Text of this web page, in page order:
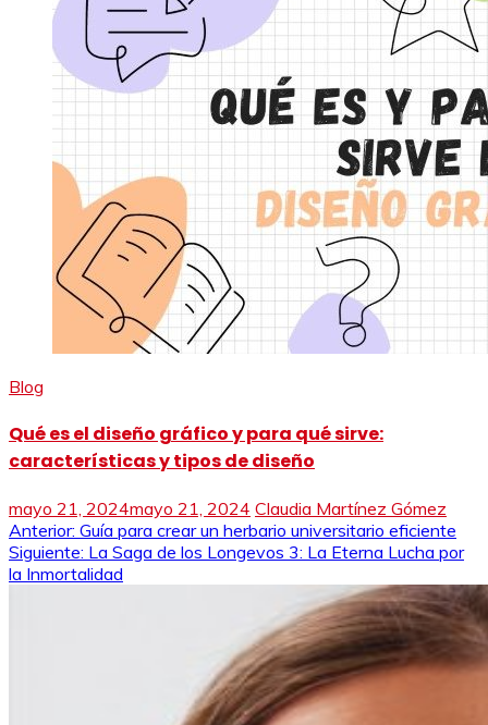
Blog
Qué es el diseño gráfico y para qué sirve:
características y tipos de diseño
mayo 21, 2024mayo 21, 2024 Claudia Martínez Gómez
Navegación
de
Anterior: Guía para crear un herbario universitario eficiente
Siguiente: La Saga de los Longevos 3: La Eterna Lucha por
la Inmortalidad